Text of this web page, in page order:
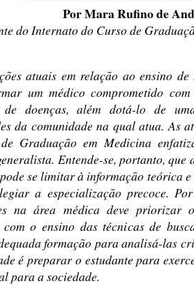
Por Mara Rufino de
do Internato do Curso de
atuais em relação ao ensino
um médico comprometido
de doenças, além dotá-lo de
da comunidade na qual atua. As
Graduação em Medicina
Entende-se, portanto, que
se limitar à informação teórica
a especialização precoce.
na área médica deve priorizar
o ensino das técnicas de
formação para analisá-las
é preparar o estudante para
para a sociedade.